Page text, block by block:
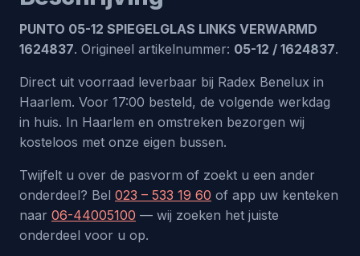
PUNTO 05-12 SPIEGELGLAS LINKS VERWARMD
1624837. Origineel artikelnummer: 05-12 / 1624837.
Direct uit voorraad leverbaar bij Radex Benelux in
Haarlem. Voor 17:00 besteld, de volgende werkdag
in huis. In Haarlem en omstreken bezorgen wij
kosteloos met onze eigen bussen.
Twijfelt u over de pasvorm of zoekt u een ander
onderdeel? Bel 023 – 533 19 60 of app uw kenteken
naar 06-44005100 — wij zoeken het juiste
onderdeel voor u op.